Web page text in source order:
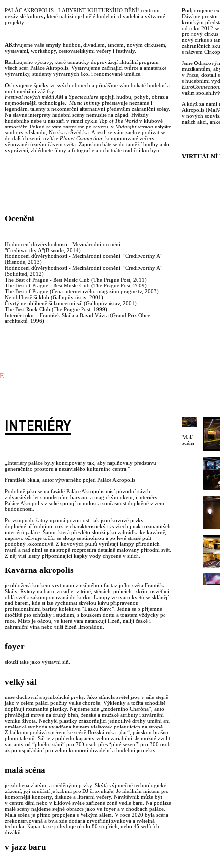
PALÁC AKROPOLIS - LABYRINT KULTURNÍHO DĚNÍ! centrum
nezávislé kultury, které nabízí ojedinělé hudební, divadelní a výtvarné
projekty.
AKtivujeme vaše smysly hudbou, divadlem, tancem, novým cirkusem,
výstavami, workshopy, cestovatelskými večery i festivaly.
Realizujeme výstavy, které tematicky doprovázejí aktuální program
všech scén Paláce Akropolis. Vystavujeme začínající tvůrce a amatérské
výtvarníky, studenty výtvarných škol i renomované umělce.
Oslovujeme špičky ve svých oborech a přinášíme vám bohaté hudební a
multimediální zážitky.
Festival nových médií AMa Spectaculare spojují hudbu, pohyb, obraz a
nejmodernější technologie. Music Infinity představuje neznámé i
legendární talenty z nekomerční alternativní především zahraniční scény.
Na slavné interprety hudební scény nemusíte na západ. Hvězdy
hudebního nebe u nás září v rámci cyklu Top of The World v klubové
atmosféře Pokud se vám zasteskne po severu, v Midnight session uslyšíte
soubory z Islandu, Norska a Švédska. A jestli se vám zachce podívat se
do dalších zemí, uvítáte Planet Connection , komponované večery
věnované různým částem světa. Zaposloucháte se do tamější hudby a do
vyprávění, zhlédnete filmy a fotografie a ochutnáte tradiční kuchyni.
Podporujeme
Dáváme
kritickým
od roku 2012
pro nový cirkus
nový cirkus s
zahraničních
s názvem
Jsme O
muzikantům,
v Praze, dostali
s hudebními
vašim
A když za námi
Akropolis
v nových
našich akcí,
VIRTUÁLNÍ
Ocenění
Hodnocení důvěryhodnosti - Mezinárodní ocenění
"Creditworthy A"(Bisnode, 2014)
Hodnocení důvěryhodnosti - Mezinárodní ocenění "Creditworthy A"
(Bisnode, 2013)
Hodnocení důvěryhodnosti - Mezinárodní ocenění "Creditworthy A"
(Solidited, 2012)
The Best of Prague - Best Music Club (The Prague Post, 2011)
The Best of Prague - Best Music Club (The Prague Post, 2009)
The Best of Prague (Cena internetového magazínu prague.tv, 2003)
Nejoblíbenější klub (Gallupův ústav, 2001)
Čtvrtý nejoblíbenější koncertní sál (Gallupův ústav, 2001)
The Best Rock Club (The Prague Post, 1999)
Interiér roku – František Skála a David Vávra (Grand Prix Obce
architektů, 1996)
E
INTERIÉRY
„Interiéry paláce byly koncipovány tak, aby naplňovaly představu
generačního prostoru a nezávislého kulturního centra.”
František Skála, autor výtvarného pojetí Paláce Akropolis
Podobně jako se na fasádě Paláce Akropolis mísí původní návrh
z dvacátých let s moderními barvami a magickým okem, i interiéry
Paláce Akropolis v sobě spojují minulost a současnost doplněné vizemi
budoucnosti.
Po vstupu do šatny upoutá pozornost, jak jsou kovové prvky
doplněné přírodními, což je charakteristický rys všech jinak rozmanitých
interiérů paláce. Šatnu, která přes léto slouží jako zahrádka ke kavárně,
napravo oživuje točící se sloup se stínohrou a po levé straně pult
podobný lokomotivě. Z kovových pultů vyrůstají lampy přírodních
tvarů a nad nimi se na stropě rozprostírá detailně malovaný přírodní svět.
Z něj visí lustry připomínající kapky vody chycené v sítích.
Kavárna akropolis
je obložená korkem s rytinami z reálného i fantazijního světa Františka
Skály. Rytiny na baru, zrcadle, vitríně, stěnách, policích i skříni osvětlují
oblá světla zakomponovaná do korku. Lampy ve tvaru květů se sklánějí
nad barem, kde si lze vychutnat skvělou kávu připravenou
profesionálními baristy kolektivu “Lásku Kávo”. Jedná se o příjemné
útočiště pro schůzky i studium, s kouskem dortu a toastem vždycky po
ruce. Místo je oázou, ve které vám natankují Plzeň, nalijí české i
zahraniční vína nebo utiší žízeň limonádou.
foyer
slouží také jako výstavní síň.
velký sál
nese duchovní a symbolické prvky. Jako stínidla světel jsou v sále stejně
jako v celém paláci použity velké choroše. Výklenky a točitá schodiště
doplňují rozmanité plastiky. Najdeme zde „moderního Charóna“, auto
převážející mrtvé na druhý břeh, ženské a mužské atributy i ztvárnění
vzniku života. Nechybí plastiky znázorňující jednotlivé druhy umění ani
umělecká svoboda vyjádřená hejnem vlaštovek poletujících na stropě.
Z balkonu podává směrem ke scéně Božská ruka „dar“, pánskou brašnu
plnou talentů. Sál je z pohledu kapacity velmi variabilní. Je možné zvolit
varianty od “plného stání” pro 700 osob přes “plné sezení” pro 300 osob
až po uspořádání pro velmi komorní divadelní a hudební projekty.
malá scéna
je zdobena zlatými a měděnými prvky. Skýtá výjimečné technologické
zázemí, její součástí je kabina pro DJ či zvukaře. Je ideálním místem pro
komornější koncerty, diskuze a literární večery. Návštěvník může být
v centru dění nebo v klidové světle zařízené zóně vedle baru. Na podlaze
malé scény najdeme stejné obrazce jako ve foyer a v chodbách paláce.
Malá scéna je přímo propojena s Velkým sálem. V roce 2020 byla scéna
zrekonstruovaná a byla zde dodaná prvotřídní zvuková a světelná
technika. Kapacita se pohybuje okolo 80 stojících, nebo 45 sedících
diváků.
v jazz baru
Malá
scéna